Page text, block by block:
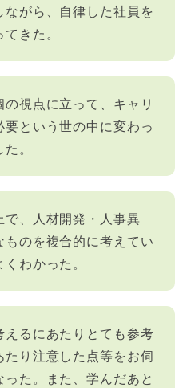
がら、自律した社員を
きた。
視点に立って、キャリ
という世の中に変わっ
。
、人材開発・人事異
のを複合的に考えてい
わかった。
えるにあたりとても参考
り注意した点等をお伺
た。また、学んだあと